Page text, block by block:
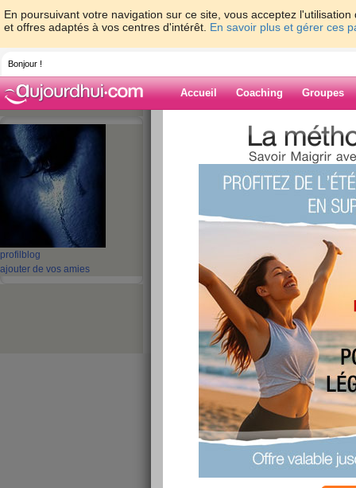
En poursuivant votre navigation sur ce site, vous acceptez
et offres adaptés à vos centres d'intérêt. En savoir plus et gérer ces
Bonjour !
Accueil Coaching Groupes
profil blog
ajouter de vos amies
> > coucou
Blog de
coucou